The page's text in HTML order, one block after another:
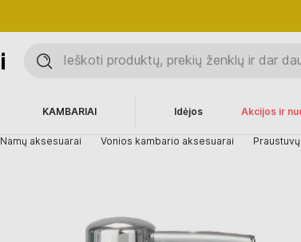
KAMBARIAI Idėjos Akcijos ir
Namų aksesuarai Vonios kambario aksesuarai